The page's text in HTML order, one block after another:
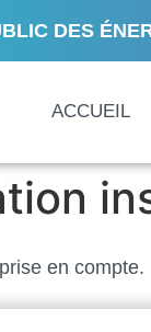
DES
ACCUEIL
en compte.